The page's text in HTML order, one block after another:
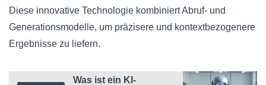
Diese innovative Technologie kombiniert Abruf- und
Generationsmodelle, um präzisere und kontextbezogenere
Ergebnisse zu liefern.
Was ist ein KI-